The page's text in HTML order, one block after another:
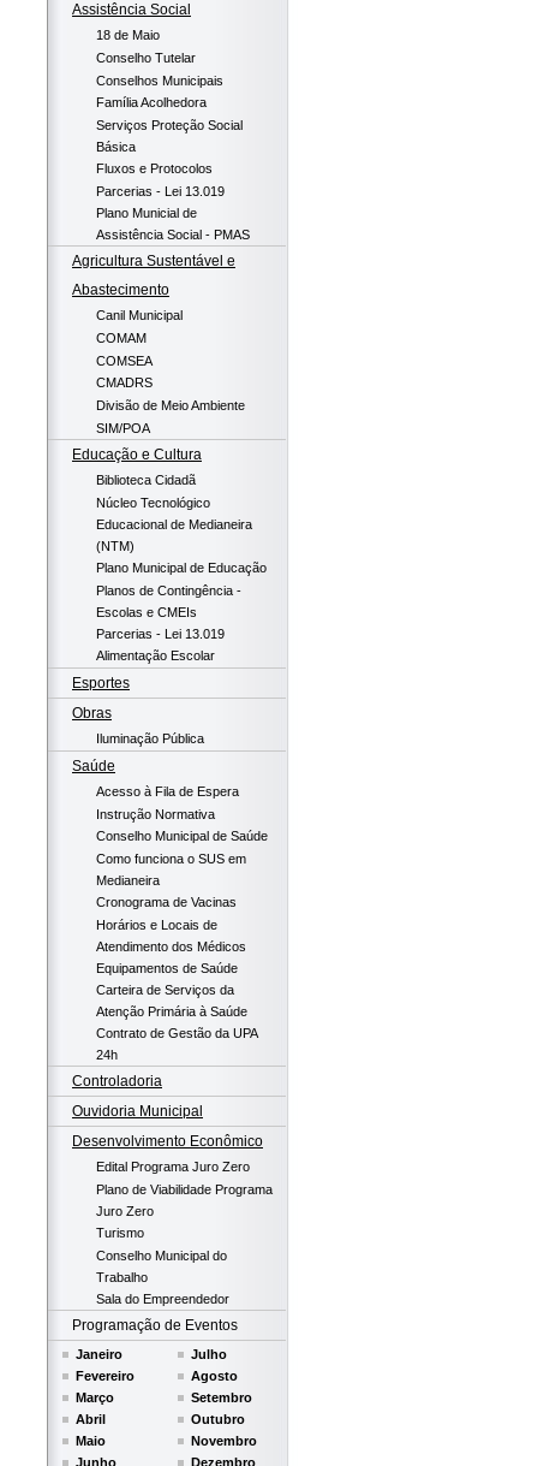
Assistência Social
18 de Maio
Conselho Tutelar
Conselhos Municipais
Família Acolhedora
Serviços Proteção Social
Básica
Fluxos e Protocolos
Parcerias - Lei 13.019
Plano Municial de
Assistência Social - PMAS
Agricultura Sustentável e
Abastecimento
Canil Municipal
COMAM
COMSEA
CMADRS
Divisão de Meio Ambiente
SIM/POA
Educação e Cultura
Biblioteca Cidadã
Núcleo Tecnológico
Educacional de Medianeira
(NTM)
Plano Municipal de Educação
Planos de Contingência -
Escolas e CMEIs
Parcerias - Lei 13.019
Alimentação Escolar
Esportes
Obras
Iluminação Pública
Saúde
Acesso à Fila de Espera
Instrução Normativa
Conselho Municipal de Saúde
Como funciona o SUS em
Medianeira
Cronograma de Vacinas
Horários e Locais de
Atendimento dos Médicos
Equipamentos de Saúde
Carteira de Serviços da
Atenção Primária à Saúde
Contrato de Gestão da UPA
24h
Controladoria
Ouvidoria Municipal
Desenvolvimento Econômico
Edital Programa Juro Zero
Plano de Viabilidade Programa
Juro Zero
Turismo
Conselho Municipal do
Trabalho
Sala do Empreendedor
Programação de Eventos
Janeiro
Fevereiro
Março
Abril
Maio
Junho
Julho
Agosto
Setembro
Outubro
Novembro
Dezembro